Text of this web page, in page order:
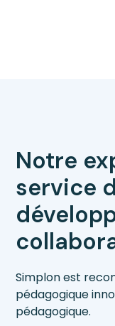
Notre
service
Simplon est
pédagogique
pédagogique.